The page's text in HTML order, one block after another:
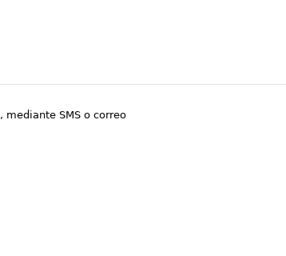
, mediante SMS o correo